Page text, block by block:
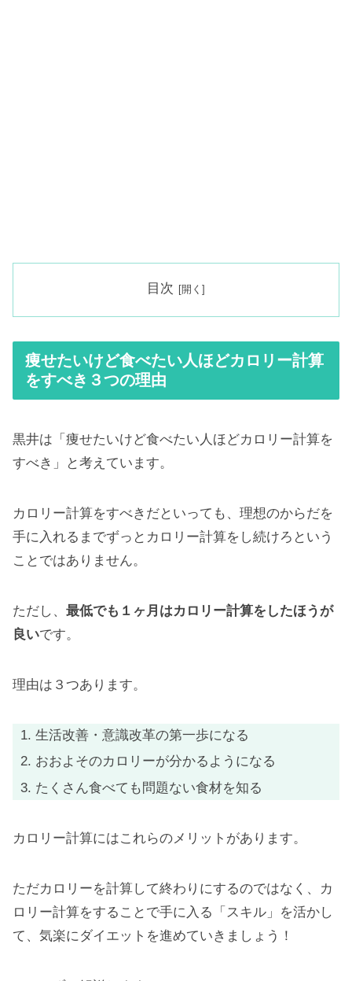
目次
痩せたいけど食べたい人ほどカロリー計算
をすべき３つの理由
黒井は「痩せたいけど食べたい人ほどカロリー計算を
すべき」と考えています。
カロリー計算をすべきだといっても、理想のからだを
手に入れるまでずっとカロリー計算をし続けろという
ことではありません。
ただし、 最低でも１ヶ月はカロリー計算をしたほうが
良いです。
理由は３つあります。
生活改善・意識改革の第一歩になる
おおよそのカロリーが分かるようになる
たくさん食べても問題ない食材を知る
カロリー計算にはこれらのメリットがあります。
ただカロリーを計算して終わりにするのではなく、カ
ロリー計算をすることで手に入る「スキル」を活かし
て、気楽にダイエットを進めていきましょう！